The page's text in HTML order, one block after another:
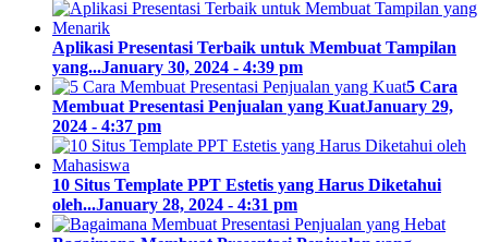
Aplikasi Presentasi Terbaik untuk Membuat Tampilan
yang...January 30, 2024 - 4:39 pm
5 Cara
Membuat Presentasi Penjualan yang KuatJanuary 29,
2024 - 4:37 pm
10 Situs Template PPT Estetis yang Harus Diketahui
oleh...January 28, 2024 - 4:31 pm